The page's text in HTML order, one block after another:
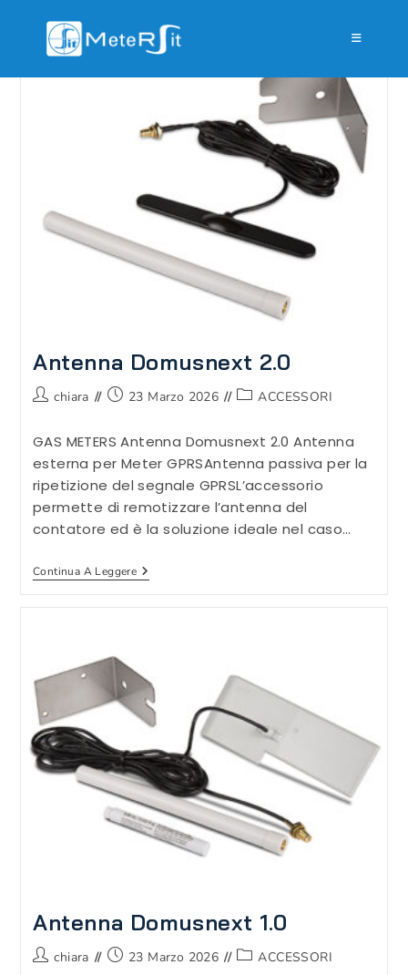
contenuto
Antenna Domusnext 2.0
Autore
chiara
Articolo23 Marzo 2026
Categoria
ACCESSORI
GAS METERS Antenna Domusnext 2.0 Antenna
esterna per Meter GPRSAntenna passiva per la
ripetizione del segnale GPRSL’accessorio
permette di remotizzare l’antenna del
contatore ed è la soluzione ideale nel caso…
Continua A LeggereAntenna
Domusnext
Antenna Domusnext 1.0
Autore
chiara
Articolo23 Marzo 2026
Categoria
ACCESSORI